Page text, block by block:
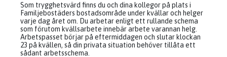
Som trygghetsvärd finns du och dina kollegor på plats i
Familjebostäders bostadsområde under kvällar och helger
varje dag året om. Du arbetar enligt ett rullande schema
som förutom kvällsarbete innebär arbete varannan helg.
Arbetspasset börjar på eftermiddagen och slutar klockan
23 på kvällen, så din privata situation behöver tillåta ett
sådant arbetsschema.